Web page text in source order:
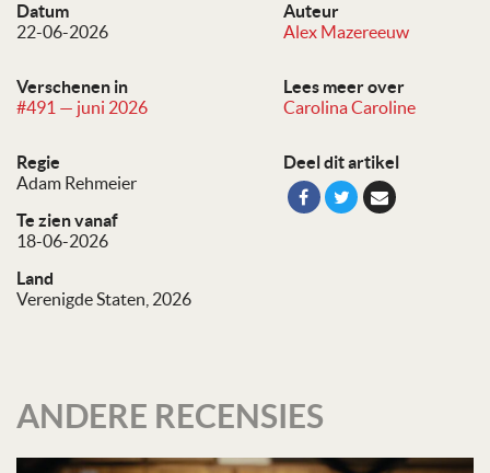
Datum
22-06-2026
Auteur
Alex Mazereeuw
Verschenen in
#491 — juni 2026
Lees meer over
Carolina Caroline
Regie
Adam Rehmeier
Te zien vanaf
18-06-2026
Land
Verenigde Staten, 2026
Deel dit artikel
ANDERE RECENSIES